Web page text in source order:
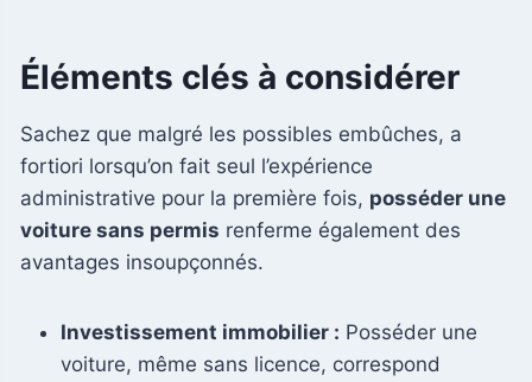
Éléments clés à considérer
Sachez que malgré les possibles embûches, a
fortiori lorsqu’on fait seul l’expérience
administrative pour la première fois, posséder une
voiture sans permis renferme également des
avantages insoupçonnés.
Investissement immobilier : Posséder une
voiture, même sans licence, correspond